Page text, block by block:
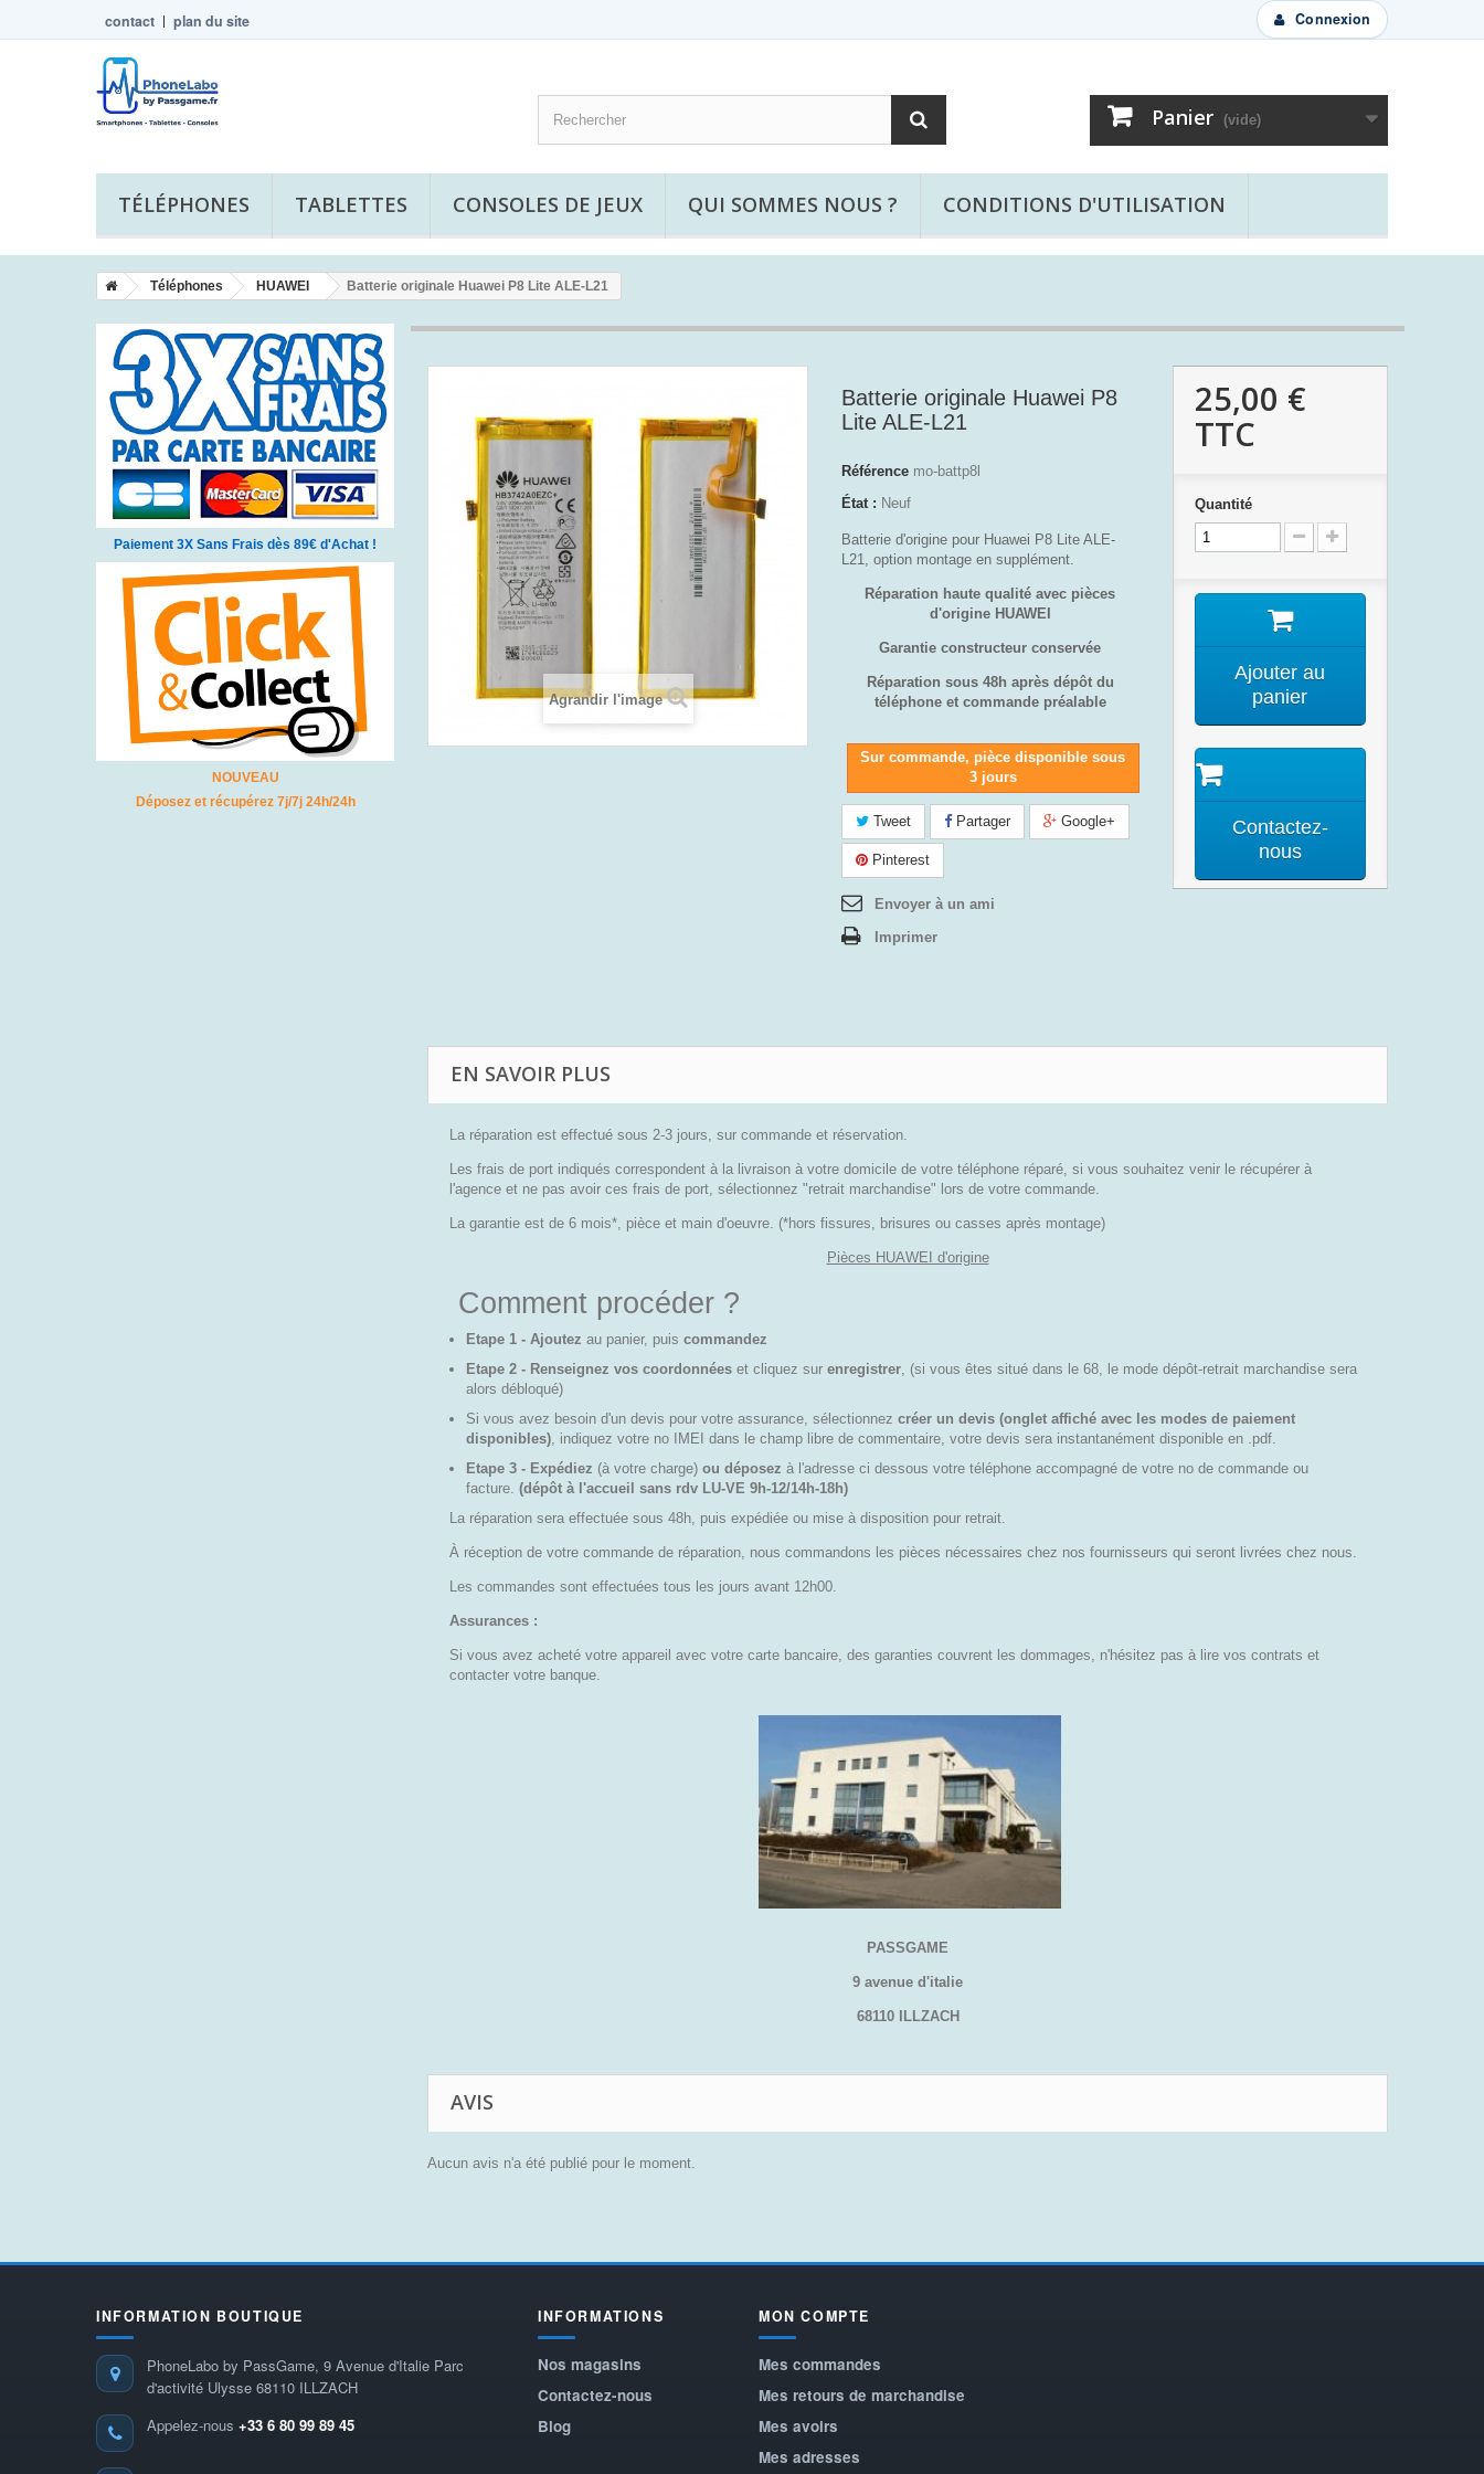
Connexion
contact plan du site
Panier (vide)
TÉLÉPHONES TABLETTES CONSOLES DE JEUX QUI SOMMES NOUS ? CONDITIONS D'UTILISATION
Téléphones HUAWEI Batterie originale Huawei P8 Lite ALE-L21
Paiement 3X Sans Frais dès 89€ d'Achat !
NOUVEAU
Déposez et récupérez 7j/7j 24h/24h
Agrandir l'image
Batterie originale Huawei P8
Lite ALE-L21
Référence mo-battp8l
État : Neuf
Batterie d'origine pour Huawei P8 Lite ALE-
L21, option montage en supplément.
Réparation haute qualité avec pièces
d'origine HUAWEI
Garantie constructeur conservée
Réparation sous 48h après dépôt du
téléphone et commande préalable
Sur commande, pièce disponible sous
3 jours
Tweet Partager Google+
Pinterest
Envoyer à un ami
Imprimer
25,00 €
TTC
Quantité
Ajouter au
panier
Contactez-
nous
EN SAVOIR PLUS
La réparation est effectué sous 2-3 jours, sur commande et réservation.
Les frais de port indiqués correspondent à la livraison à votre domicile de votre téléphone réparé, si vous souhaitez venir le récupérer à
l'agence et ne pas avoir ces frais de port, sélectionnez "retrait marchandise" lors de votre commande.
La garantie est de 6 mois*, pièce et main d'oeuvre. (*hors fissures, brisures ou casses après montage)
Pièces HUAWEI d'origine
Comment procéder ?
Etape 1 - Ajoutez au panier, puis commandez
Etape 2 - Renseignez vos coordonnées et cliquez sur enregistrer, (si vous êtes situé dans le 68, le mode dépôt-retrait marchandise sera
alors débloqué)
Si vous avez besoin d'un devis pour votre assurance, sélectionnez créer un devis (onglet affiché avec les modes de paiement
disponibles), indiquez votre no IMEI dans le champ libre de commentaire, votre devis sera instantanément disponible en .pdf.
Etape 3 - Expédiez (à votre charge) ou déposez à l'adresse ci dessous votre téléphone accompagné de votre no de commande ou
facture. (dépôt à l'accueil sans rdv LU-VE 9h-12/14h-18h)
La réparation sera effectuée sous 48h, puis expédiée ou mise à disposition pour retrait.
À réception de votre commande de réparation, nous commandons les pièces nécessaires chez nos fournisseurs qui seront livrées chez nous.
Les commandes sont effectuées tous les jours avant 12h00.
Assurances :
Si vous avez acheté votre appareil avec votre carte bancaire, des garanties couvrent les dommages, n'hésitez pas à lire vos contrats et
contacter votre banque.
PASSGAME
9 avenue d'italie
68110 ILLZACH
AVIS
Aucun avis n'a été publié pour le moment.
INFORMATION BOUTIQUE
PhoneLabo by PassGame, 9 Avenue d'Italie Parc
d'activité Ulysse 68110 ILLZACH
Appelez-nous +33 6 80 99 89 45
INFORMATIONS
Nos magasins
Contactez-nous
Blog
MON COMPTE
Mes commandes
Mes retours de marchandise
Mes avoirs
Mes adresses